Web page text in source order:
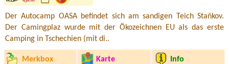
Der Autocamp OASA befindet sich am sandigen Teich Staňkov.
Der Camingplaz wurde mit der Ökozeichnen EU als das erste
Camping in Tschechien (mit di..
Merkbox Karte Info